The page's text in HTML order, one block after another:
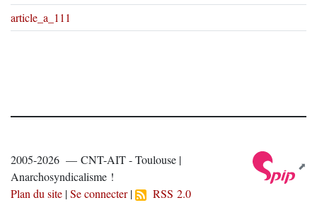
article_a_111
2005-2026 — CNT-AIT - Toulouse |
Anarchosyndicalisme !
Plan du site |Se connecter| RSS 2.0